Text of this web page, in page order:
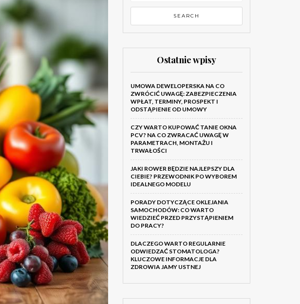
Ostatnie wpisy
UMOWA DEWELOPERSKA NA CO
ZWRÓCIĆ UWAGĘ: ZABEZPIECZENIA
WPŁAT, TERMINY, PROSPEKT I
ODSTĄPIENIE OD UMOWY
CZY WARTO KUPOWAĆ TANIE OKNA
PCV? NA CO ZWRACAĆ UWAGĘ W
PARAMETRACH, MONTAŻU I
TRWAŁOŚCI
JAKI ROWER BĘDZIE NAJLEPSZY DLA
CIEBIE? PRZEWODNIK PO WYBOREM
IDEALNEGO MODELU
PORADY DOTYCZĄCE OKLEJANIA
SAMOCHODÓW: CO WARTO
WIEDZIEĆ PRZED PRZYSTĄPIENIEM
DO PRACY?
DLACZEGO WARTO REGULARNIE
ODWIEDZAĆ STOMATOLOGA?
KLUCZOWE INFORMACJE DLA
ZDROWIA JAMY USTNEJ